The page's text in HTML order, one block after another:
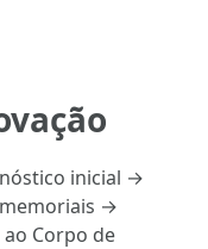
inicial →
→
Corpo de